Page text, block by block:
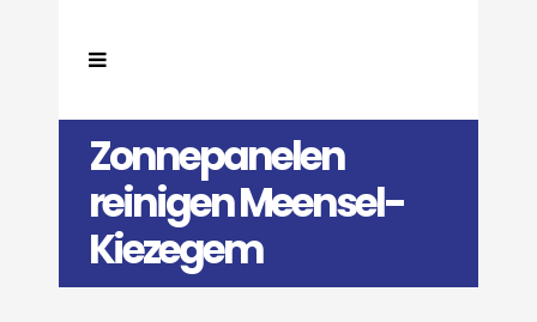
Zonnepanelen
reinigen Meensel-
Kiezegem